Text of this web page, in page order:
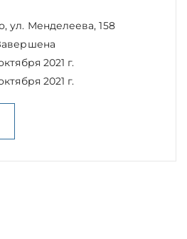
ул. Менделеева, 158
2021 г.
2021 г.